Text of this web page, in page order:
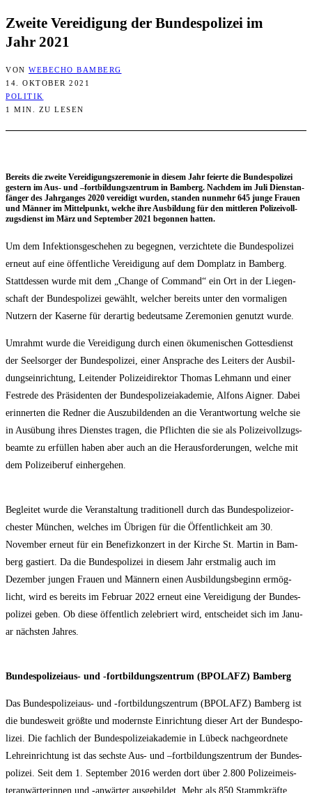
Zwei­te Ver­ei­di­gung der Bun­des­po­li­zei im
Jahr 2021
VON WEBECHO BAMBERG
14. OKTOBER 2021
POLITIK
1 MIN. ZU LESEN
Bereits die zwei­te Ver­ei­di­gungs­ze­re­mo­nie in die­sem Jahr fei­er­te die Bun­des­po­li­zei
ges­tern im Aus- und –fort­bil­dungs­zen­trum in Bam­berg. Nach­dem im Juli Dienst­an­
fän­ger des Jahr­gan­ges 2020 ver­ei­digt wur­den, stan­den nun­mehr 645 jun­ge Frau­en
und Män­ner im Mit­tel­punkt, wel­che ihre Aus­bil­dung für den mitt­le­ren Poli­zei­voll­
zugs­dienst im März und Sep­tem­ber 2021 begon­nen hatten.
Um dem Infek­ti­ons­ge­sche­hen zu begeg­nen, ver­zich­te­te die Bun­des­po­li­zei
erneut auf eine öffent­li­che Ver­ei­di­gung auf dem Dom­platz in Bam­berg.
Statt­des­sen wur­de mit dem „Chan­ge of Com­mand“ ein Ort in der Lie­gen­
schaft der Bun­des­po­li­zei gewählt, wel­cher bereits unter den vor­ma­li­gen
Nut­zern der Kaser­ne für der­ar­tig bedeut­sa­me Zere­mo­nien genutzt wurde.
Umrahmt wur­de die Ver­ei­di­gung durch einen öku­me­ni­schen Got­tes­dienst
der Seel­sor­ger der Bun­des­po­li­zei, einer Anspra­che des Lei­ters der Aus­bil­
dungs­ein­rich­tung, Lei­ten­der Poli­zei­di­rek­tor Tho­mas Leh­mann und einer
Fest­re­de des Prä­si­den­ten der Bun­des­po­li­zei­aka­de­mie, Alfons Aigner. Dabei
erin­ner­ten die Red­ner die Aus­zu­bil­den­den an die Ver­ant­wor­tung wel­che sie
in Aus­übung ihres Diens­tes tra­gen, die Pflich­ten die sie als Poli­zei­voll­zugs­
be­am­te zu erfül­len haben aber auch an die Her­aus­for­de­run­gen, wel­che mit
dem Poli­zei­be­ruf einhergehen.
Beglei­tet wur­de die Ver­an­stal­tung tra­di­tio­nell durch das Bun­des­po­li­zei­or­
ches­ter Mün­chen, wel­ches im Übri­gen für die Öffent­lich­keit am 30.
Novem­ber erneut für ein Bene­fiz­kon­zert in der Kir­che St. Mar­tin in Bam­
berg gas­tiert. Da die Bun­des­po­li­zei in die­sem Jahr erst­ma­lig auch im
Dezem­ber jun­gen Frau­en und Män­nern einen Aus­bil­dungs­be­ginn ermög­
licht, wird es bereits im Febru­ar 2022 erneut eine Ver­ei­di­gung der Bun­des­
po­li­zei geben. Ob die­se öffent­lich zele­briert wird, ent­schei­det sich im Janu­
ar nächs­ten Jahres.
Bun­des­po­li­zei­aus- und ‑fort­bil­dungs­zen­trum (BPOLAFZ) Bamberg
Das Bun­des­po­li­zei­aus- und ‑fort­bil­dungs­zen­trum (BPOLAFZ) Bam­berg ist
die bun­des­weit größ­te und moderns­te Ein­rich­tung die­ser Art der Bun­des­po­
li­zei. Die fach­lich der Bun­des­po­li­zei­aka­de­mie in Lübeck nach­ge­ord­ne­te
Lehr­ein­rich­tung ist das sechs­te Aus- und –fort­bil­dungs­zen­trum der Bun­des­
po­li­zei. Seit dem 1. Sep­tem­ber 2016 wer­den dort über 2.800 Poli­zei­meis­
ter­an­wär­te­rin­nen und ‑anwär­ter aus­ge­bil­det. Mehr als 850 Stamm­kräf­te